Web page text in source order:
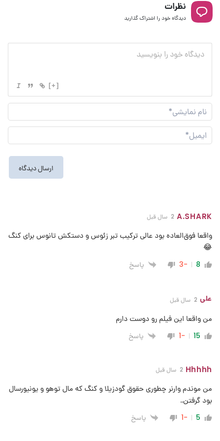
نظرات
دیدگاه خود را اشتراک گذارید
[+]
نام
A.SHARK 2 سال قبل
واقعا فوق‌العاده بود عالی ترکیب تبر زئوس و دستکش تانوس برای کنگ
😂
8
-3 پاسخ
علی 2 سال قبل
من واقعا این فیلم رو دوست دارم
15
-1 پاسخ
Hhhhh 2 سال قبل
من موندم وارنر چطوری حقوق گودزیلا و کنگ که مال توهو و یونیورسال
بود گرفتن..
5
-1 پاسخ